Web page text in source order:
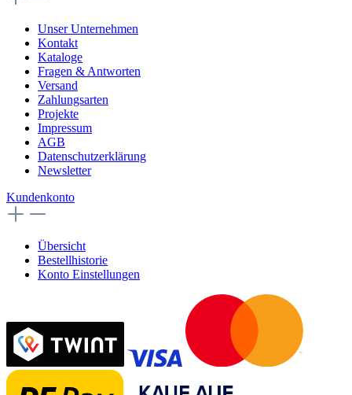
Unser Unternehmen
Kontakt
Kataloge
Fragen & Antworten
Versand
Zahlungsarten
Projekte
Impressum
AGB
Datenschutzerklärung
Newsletter
Kundenkonto
Übersicht
Bestellhistorie
Konto Einstellungen